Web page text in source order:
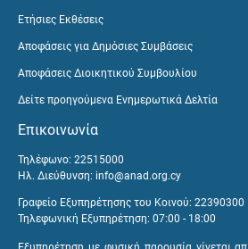
Ετήσιες Εκθέσεις
Αποφάσεις για Δημόσιες Συμβάσεις
Αποφάσεις Διοικητικού Συμβουλίου
Δείτε προηγούμενα Ενημερωτικά Δελτία
Επικοινωνία
Τηλέφωνο: 22515000
Ηλ. Διεύθυνση: info@anad.org.cy
Γραφείο Εξυπηρέτησης του Κοινού: 22390300
Τηλεφωνική Εξυπηρέτηση: 07:00 - 18:00